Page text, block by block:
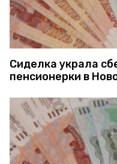
Сиделка украла
пенсионерки в